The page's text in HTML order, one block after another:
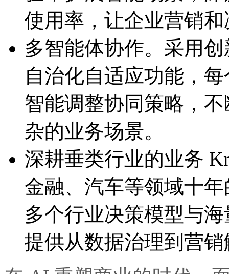
使用率，让企业营销
多智能体协作。采用创
自治化自适应功能，
智能调整协同策略，
杂的业务场景。
深耕垂类行业的业务
金融、汽车等领域十
多个行业决策模型与海
提供从数据治理到营